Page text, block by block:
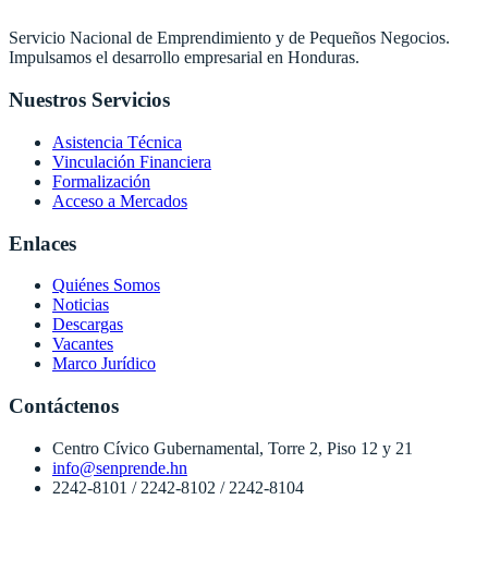
Servicio Nacional de Emprendimiento y de Pequeños Negocios.
Impulsamos el desarrollo empresarial en Honduras.
Nuestros Servicios
Asistencia Técnica
Vinculación Financiera
Formalización
Acceso a Mercados
Enlaces
Quiénes Somos
Noticias
Descargas
Vacantes
Marco Jurídico
Contáctenos
Centro Cívico Gubernamental, Torre 2, Piso 12 y 21
info@senprende.hn
2242-8101 / 2242-8102 / 2242-8104